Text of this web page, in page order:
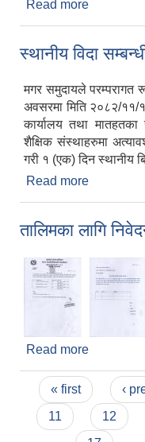
Read more
स्थानीय विदा
मगर समुदायले परम्परागत
अवसरमा मिति २०८२/११/
कार्यालय तथा
शैक्षिक संस्थाहरुमा
गरी १ (एक) दिन स्थानीय
Read more
तालिमका लागि
Read more
Pages
« first ‹
11
12